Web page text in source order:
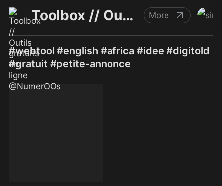
Toolbox // Outils gratuits en ligne @NumerOOs More
#webtool #english #africa #idee #digitold
#gratuit #petite-annonce